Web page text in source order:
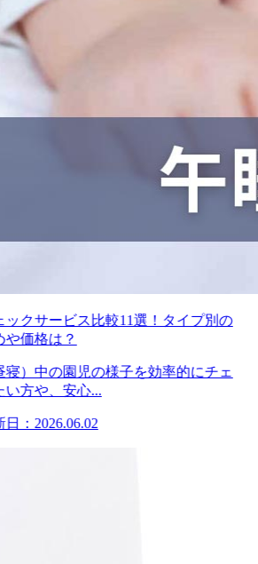
ックサービス比較11選！タイプ別の
や価格は？
寝）中の園児の様子を効率的にチェ
い方や、安心...
：2026.06.02